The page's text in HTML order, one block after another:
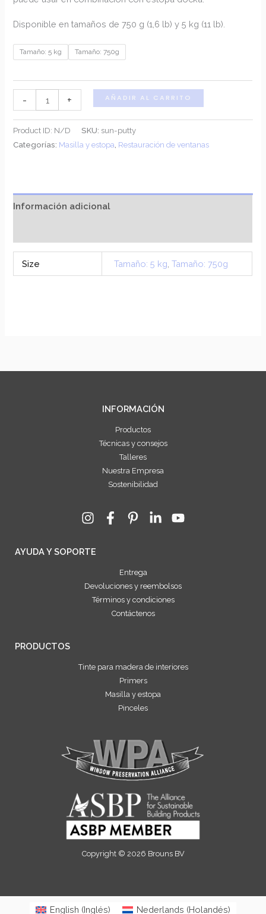
Disponible en tamaños de 750 g (1,6 lb) y 5 kg (11 lb).
Tamaño: 5 kg Tamaño: 750g
- + AÑADIR AL CARRITO
Product ID: N/D SKU: sun-putty
Categorías: Masilla y estopa, Restauración de ventanas
Información adicional
Size Tamaño: 5 kg Tamaño: 750g
INFORMACIÓN
Productos
Técnicas y consejos
Talleres
Nuestra Empresa
Sostenibilidad
AYUDA Y SOPORTE
Entrega
Devoluciones y reembolsos
Términos y condiciones
Contáctenos
PRODUCTOS
Tinte para madera de interiores
Primers
Masilla y estopa
Pinceles
Copyright © 2026 Brouns BV
English (Inglés) Nederlands (Holandés)